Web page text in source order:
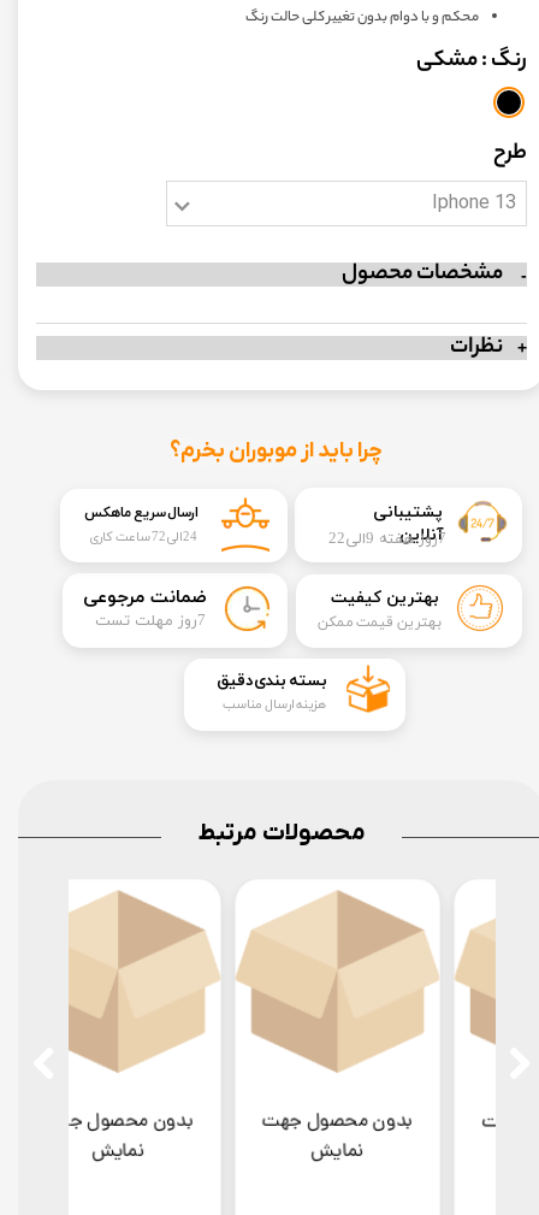
محکم و با دوام بدون تغییر کلی حالت رنگ
رنگ: مشکی
طرح
Iphone 13
مشخصات محصول
نظرات
​​پشتیبانی
آنلاین7روز هفته 9الی22
چرا باید از موبوران بخرم؟
​ضمانت مرجوعی
​7روز مهلت تست
بهترین کیفیت
بهترین قیمت ممکن
ارسال سریع ماهکس
24الی72 ساعت کاری
​بسته بندی دقیق​​​​​​​
هزینه ارسال مناسب
بدون محصول جهت
بدون محصول جهت
محصولات مرتبط